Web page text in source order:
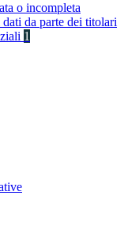
o incompleta
da parte dei titolari
1